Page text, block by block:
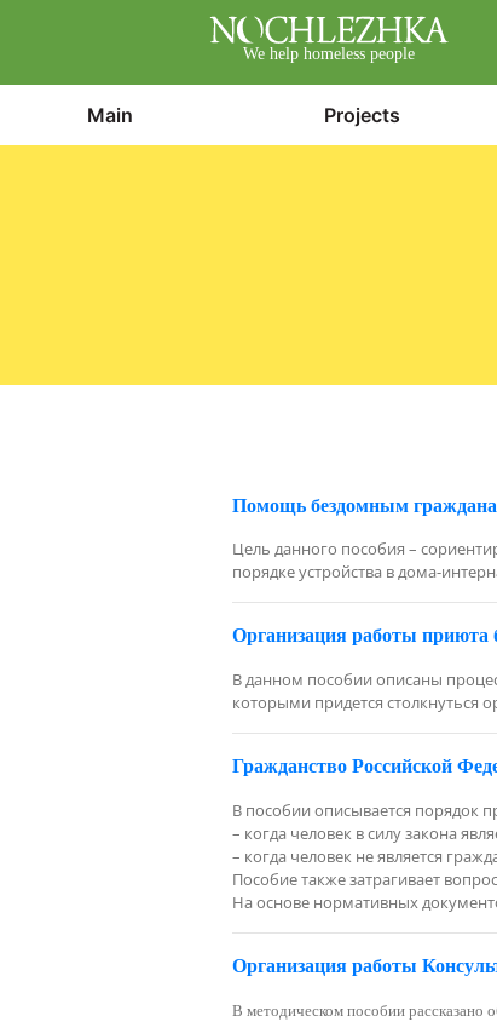
We help homeless people
Main Projects
Помощь бездомным
Цель данного пособия –
порядке устройства в дома-
Организация работы приюта
В данном пособии описаны
которыми придется
Гражданство Российской
В пособии описывается порядок
– когда человек в силу закона
– когда человек не является
Пособие также затрагивает
На основе нормативных
Организация работы
В методическом пособии рассказано